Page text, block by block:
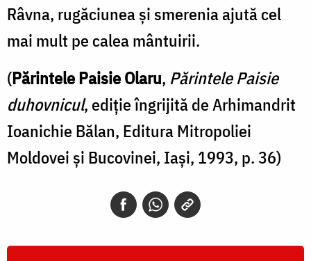
smerenia
ajută
mai
mult
pe
calea
Râvna, rugăciunea și smerenia ajută cel
mai mult pe calea mântuirii.
(Părintele Paisie Olaru, Părintele Paisie
duhovnicul, ediţie îngrijită de Arhimandrit
Ioanichie Bălan, Editura Mitropoliei
Moldovei şi Bucovinei, Iaşi, 1993, p. 36)